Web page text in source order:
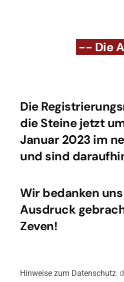
-- Die
Die
die Steine jetzt
Januar 2023 im
und sind
Wir bedanken
Ausdruck
Zeven!
Hinweise zum Datenschutz: